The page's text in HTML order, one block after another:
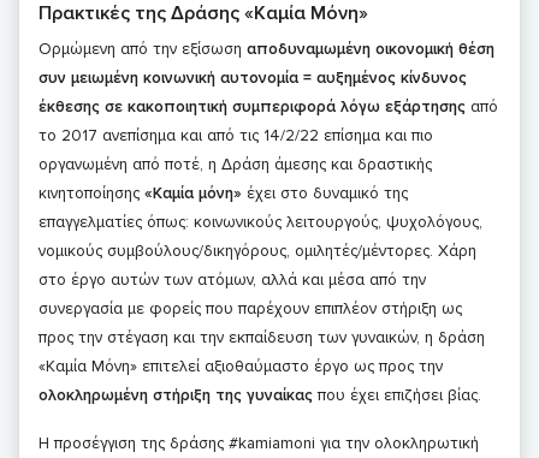
Πρακτικές της Δράσης «Καμία Μόνη»
Ορμώμενη από την εξίσωση αποδυναμωμένη οικονομική θέση
συν μειωμένη κοινωνική αυτονομία = αυξημένος κίνδυνος
έκθεσης σε κακοποιητική συμπεριφορά λόγω εξάρτησης από
το 2017 ανεπίσημα και από τις 14/2/22 επίσημα και πιο
οργανωμένη από ποτέ, η Δράση άμεσης και δραστικής
κινητοποίησης «Καμία μόνη» έχει στο δυναμικό της
επαγγελματίες όπως: κοινωνικούς λειτουργούς, ψυχολόγους,
νομικούς συμβούλους/δικηγόρους, ομιλητές/μέντορες. Χάρη
στο έργο αυτών των ατόμων, αλλά και μέσα από την
συνεργασία με φορείς που παρέχουν επιπλέον στήριξη ως
προς την στέγαση και την εκπαίδευση των γυναικών, η δράση
«Καμία Μόνη» επιτελεί αξιοθαύμαστο έργο ως προς την
ολοκληρωμένη στήριξη της γυναίκαςπου έχει επιζήσει βίας.
Η προσέγγιση της δράσης #kamiamoni για την ολοκληρωτική